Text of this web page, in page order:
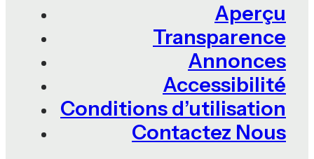
Aperçu
Transparence
Annonces
Accessibilité
Conditions d’utilisation
Contactez Nous